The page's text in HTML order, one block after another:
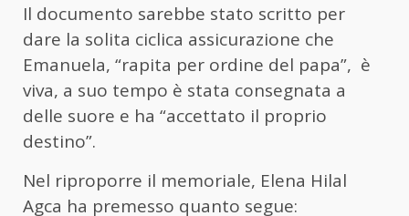
Il documento sarebbe stato scritto per
dare la solita ciclica assicurazione che
Emanuela, “rapita per ordine del papa”, è
viva, a suo tempo è stata consegnata a
delle suore e ha “accettato il proprio
destino”.
Nel riproporre il memoriale, Elena Hilal
Agca ha premesso quanto segue: